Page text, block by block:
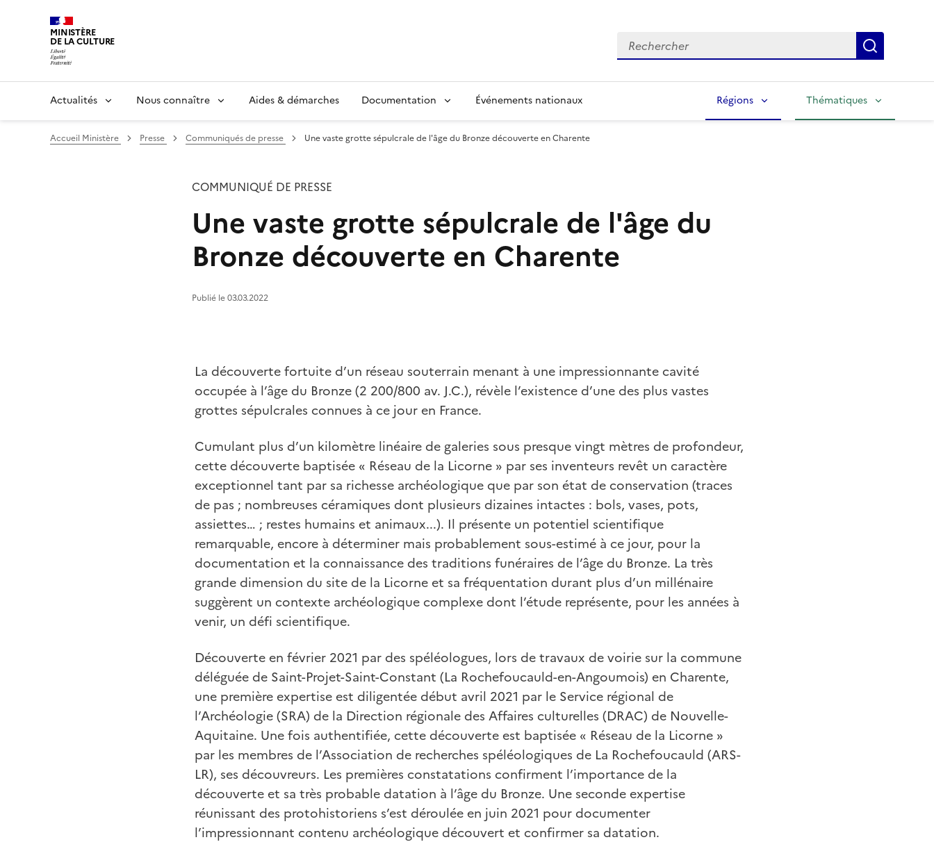
MINISTÈRE
DE LA CULTURE Rechercher
Actualités Nous connaître Aides & démarches Documentation Événements nationaux Régions Thématiques
Accueil Ministère Presse Communiqués de presse Une vaste grotte sépulcrale de l'âge du Bronze découverte en Charente
COMMUNIQUÉ DE PRESSE
Une vaste grotte sépulcrale de l'âge du
Bronze découverte en Charente
Publié le 03.03.2022
La découverte fortuite d’un réseau souterrain menant à une impressionnante cavité
occupée à l’âge du Bronze (2 200/800 av. J.C.), révèle l’existence d’une des plus vastes
grottes sépulcrales connues à ce jour en France.
Cumulant plus d’un kilomètre linéaire de galeries sous presque vingt mètres de profondeur,
cette découverte baptisée « Réseau de la Licorne » par ses inventeurs revêt un caractère
exceptionnel tant par sa richesse archéologique que par son état de conservation (traces
de pas ; nombreuses céramiques dont plusieurs dizaines intactes : bols, vases, pots,
assiettes… ; restes humains et animaux...). Il présente un potentiel scientifique
remarquable, encore à déterminer mais probablement sous-estimé à ce jour, pour la
documentation et la connaissance des traditions funéraires de l’âge du Bronze. La très
grande dimension du site de la Licorne et sa fréquentation durant plus d’un millénaire
suggèrent un contexte archéologique complexe dont l’étude représente, pour les années à
venir, un défi scientifique.
Découverte en février 2021 par des spéléologues, lors de travaux de voirie sur la commune
déléguée de Saint-Projet-Saint-Constant (La Rochefoucauld-en-Angoumois) en Charente,
une première expertise est diligentée début avril 2021 par le Service régional de
l’Archéologie (SRA) de la Direction régionale des Affaires culturelles (DRAC) de Nouvelle-
Aquitaine. Une fois authentifiée, cette découverte est baptisée « Réseau de la Licorne »
par les membres de l’Association de recherches spéléologiques de La Rochefoucauld (ARS-
LR), ses découvreurs. Les premières constatations confirment l’importance de la
découverte et sa très probable datation à l’âge du Bronze. Une seconde expertise
réunissant des protohistoriens s’est déroulée en juin 2021 pour documenter
l’impressionnant contenu archéologique découvert et confirmer sa datation.